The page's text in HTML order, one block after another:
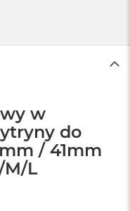
w
do
/ 41mm
M/L